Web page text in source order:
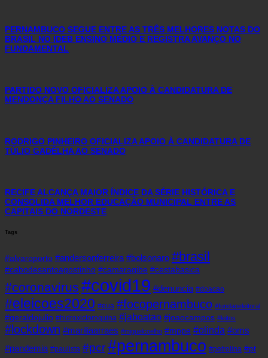
PERNAMBUCO SEGUE ENTRE AS TRÊS MELHORES NOTAS DO
BRASIL NO IDEB ENSINO MÉDIO E REGISTRA AVANÇO NO
FUNDAMENTAL
PARTIDO NOVO OFICIALIZA APOIO À CANDIDATURA DE
MENDONÇA FILHO AO SENADO
RODRIGO PINHEIRO OFICIALIZA APOIO À CANDIDATURA DE
TÚLIO GADÊLHA AO SENADO
RECIFE ALCANÇA MAIOR ÍNDICE DA SÉRIE HISTÓRICA E
CONSOLIDA MELHOR EDUCAÇÃO MUNICIPAL ENTRE AS
CAPITAIS DO NORDESTE
Tags
#alvaroporto #andersonferreira #bolsonaro #brasil
#cabodesantoagostinho #camaragibe #cestabasica
#coronavirus #covid19 #denuncia #doacao
#eleicoes2020 #eua #focopernambuco #fundaoeleitoral
#geraldojulio #hidroxicloroquina #jaboatao #joaocampos #leitos
#lockdown #mariliaarraes #miguelcoelho #mppe #olinda #oms
#pandemia #paulista #pcr#pernambuco #petrolina #pt